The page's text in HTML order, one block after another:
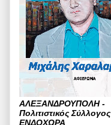
ΑΛΕΞΑΝΔΡΟΥΠΟΛΗ -
Πολιτιστικός Σύλλογος
ΕΝΔΟΧΩΡΑ